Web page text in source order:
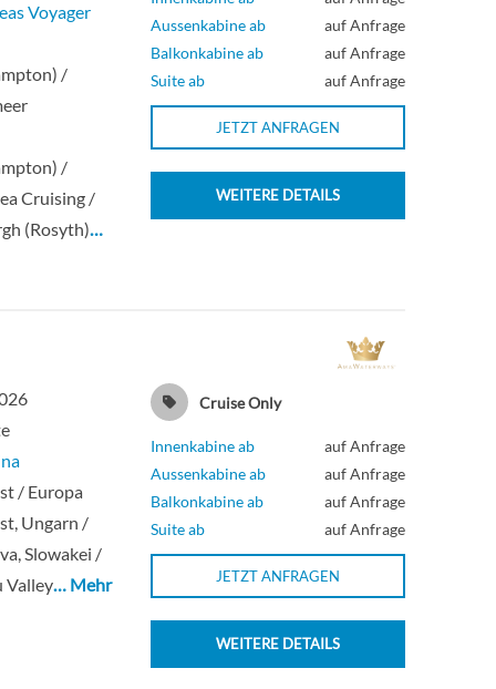
Voyager
/
/
Cruising /
(Rosyth)…
Aussenkabine ab
auf Anfrage
Balkonkabine ab
auf Anfrage
Suite ab
auf Anfrage
JETZT ANFRAGEN
WEITERE DETAILS
/ Europa
Ungarn /
Slowakei /
Valley… Mehr
Cruise Only
Innenkabine ab
auf Anfrage
Aussenkabine ab
auf Anfrage
Balkonkabine ab
auf Anfrage
Suite ab
auf Anfrage
JETZT ANFRAGEN
WEITERE DETAILS